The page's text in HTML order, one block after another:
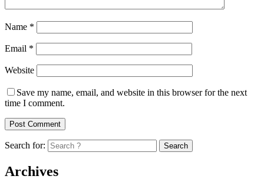
Name *
Email *
Website
Save my name, email, and website in this browser for the next
time I comment.
Search for:
Archives